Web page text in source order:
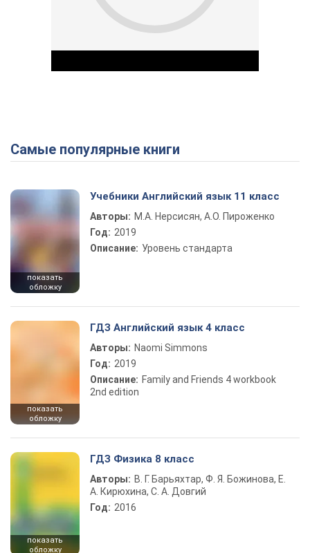
Play Video
Самые популярные книги
показать
обложку
Учебники Английский язык 11 класс
Авторы: М.А. Нерсисян, А.О. Пироженко
Год: 2019
Описание: Уровень стандарта
показать
обложку
ГДЗ Английский язык 4 класс
Авторы: Naomi Simmons
Год: 2019
Описание: Family and Friends 4 workbook
2nd edition
показать
обложку
ГДЗ Физика 8 класс
Авторы: В. Г. Барьяхтар, Ф. Я. Божинова, Е.
А. Кирюхина, С. А. Довгий
Год: 2016